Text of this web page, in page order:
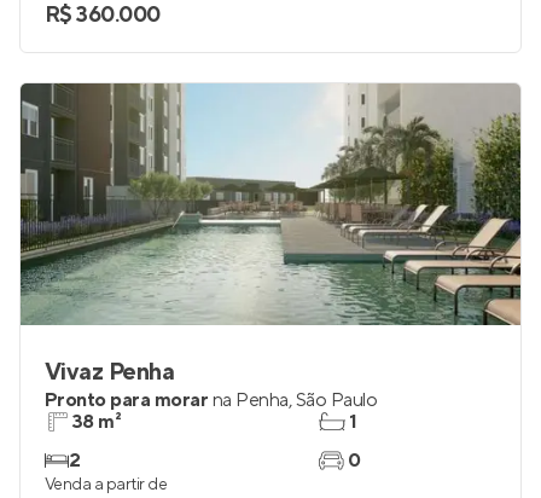
R$ 360.000
Vivaz Penha
Pronto para morar na Penha,São Paulo
38 m²
2
1
0
Venda a partir de